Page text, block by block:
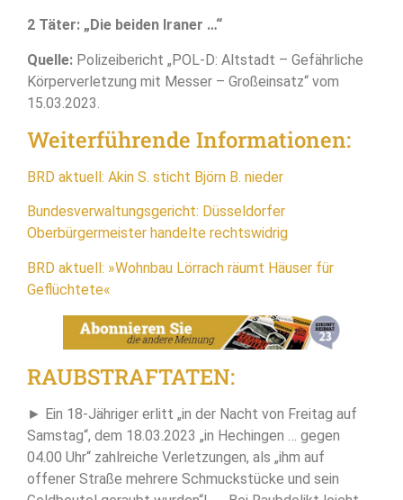
2 Täter: „Die beiden Iraner …“
Quelle: Polizeibericht „POL-D: Altstadt – Gefährliche
Körperverletzung mit Messer – Großeinsatz“ vom
15.03.2023.
Weiterführende Informationen:
BRD aktuell: Akin S. sticht Björn B. nieder
Bundesverwaltungsgericht: Düsseldorfer
Oberbürgermeister handelte rechtswidrig
BRD aktuell: »Wohnbau Lörrach räumt Häuser für
Geflüchtete«
RAUBSTRAFTATEN:
► Ein 18-Jähriger erlitt „in der Nacht von Freitag auf
Samstag“, dem 18.03.2023 „in Hechingen … gegen
04.00 Uhr“ zahlreiche Verletzungen, als „ihm auf
offener Straße mehrere Schmuckstücke und sein